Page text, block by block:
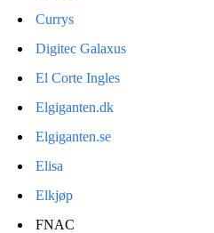
Currys
Digitec Galaxus
El Corte Ingles
Elgiganten.dk
Elgiganten.se
Elisa
Elkjøp
FNAC